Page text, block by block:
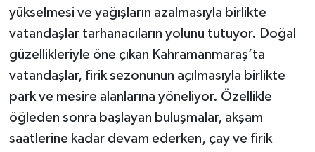
yükselmesi ve yağışların azalmasıyla birlikte
vatandaşlar tarhanacıların yolunu tutuyor. Doğal
güzellikleriyle öne çıkan Kahramanmaraş’ta
vatandaşlar, firik sezonunun açılmasıyla birlikte
park ve mesire alanlarına yöneliyor. Özellikle
öğleden sonra başlayan buluşmalar, akşam
saatlerine kadar devam ederken, çay ve firik